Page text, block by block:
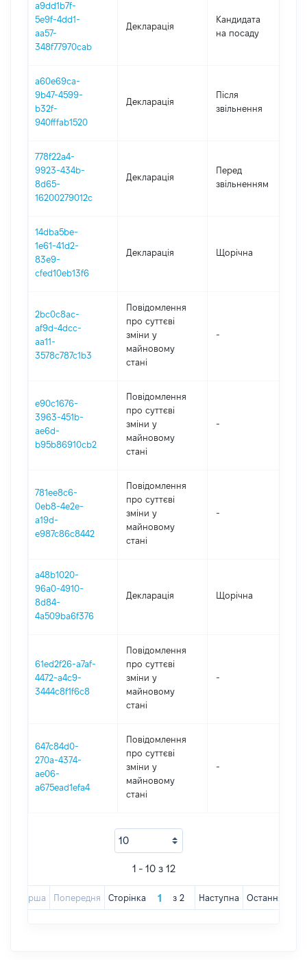
a9dd1b7f-
5e9f-4dd1-
aa57-
348f77970cab
Декларація
Кандидата
на посаду
a60e69ca-
9b47-4599-
b32f-
940fffab1520
Декларація
Після
звільнення
778f22a4-
9923-434b-
8d65-
16200279012c
Декларація
Перед
звільненням
14dba5be-
1e61-41d2-
83e9-
cfed10eb13f6
Декларація Щорічна
2bc0c8ac-
af9d-4dcc-
aa11-
3578c787c1b3
Повідомлення
про суттєві
зміни y
майновому
стані
-
e90c1676-
3963-451b-
ae6d-
b95b86910cb2
Повідомлення
про суттєві
зміни y
майновому
стані
-
781ee8c6-
0eb8-4e2e-
a19d-
e987c86c8442
Повідомлення
про суттєві
зміни y
майновому
стані
-
a48b1020-
96a0-4910-
8d84-
4a509ba6f376
Декларація Щорічна
61ed2f26-a7af-
4472-a4c9-
3444c8f1f6c8
Повідомлення
про суттєві
зміни y
майновому
стані
-
647c84d0-
270a-4374-
ae06-
a675ead1efa4
Повідомлення
про суттєві
зміни y
майновому
стані
-
1 - 10 з 12
Перша Попередня Сторінка з 2 Наступна Остання